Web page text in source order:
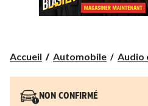
Accueil Automobile Audio
NON CONFIRMÉ